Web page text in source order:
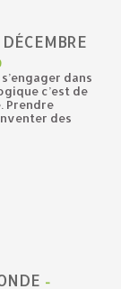
dans
c’est de
Prendre
des
-